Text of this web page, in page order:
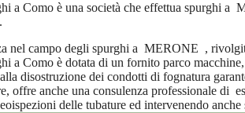
a Como è una società che effettua spurghi
nel campo degli spurghi a MERONE ,
a Como è dotata di un fornito parco
disostruzione dei condotti di fognatura
offre anche una consulenza professionale di
delle tubature ed intervenendo